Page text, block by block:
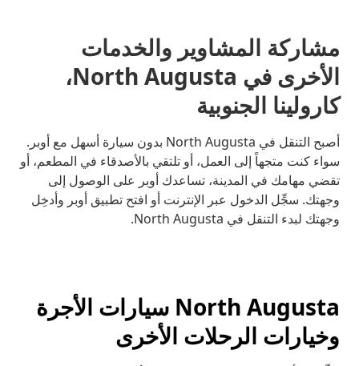
مشاركة المشاوير والخدمات
الأخرى في North Augusta،
كارولينا الجنوبية
أصبح التنقل في North Augusta بدون سيارة أسهل مع أوبر.
سواء كنت متجهاً إلى العمل، أو تلتقي بالأصدقاء في المطعم، أو
تقضي مهامك في المدينة، تساعدك أوبر على الوصول إلى
وجهتك. سجِّل الدخول عبر الإنترنت أو افتح تطبيق أوبر وأدخِل
وجهتك لبدء التنقل في North Augusta.
North Augusta سيارات الأجرة
وخيارات الرحلات الأخرى